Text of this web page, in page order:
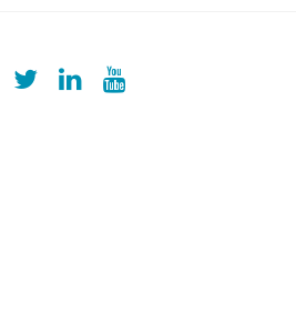
Facebook
ezeeplive
Twitter
ezeepLinkedIn
ezeepYouTube